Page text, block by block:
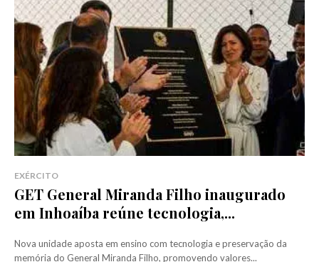
EXÉRCITO
GET General Miranda Filho inaugurado
em Inhoaíba reúne tecnologia,...
Nova unidade aposta em ensino com tecnologia e preservação da
memória do General Miranda Filho, promovendo valores...